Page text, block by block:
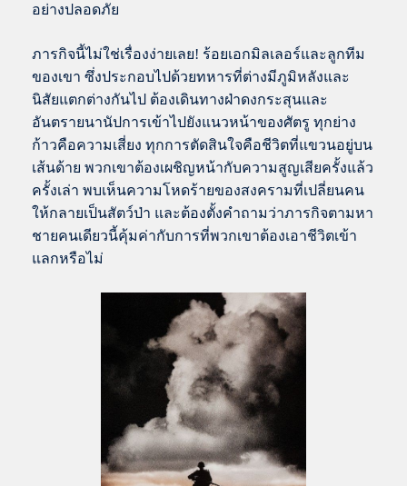
อย่างปลอดภัย
ภารกิจนี้ไม่ใช่เรื่องง่ายเลย! ร้อยเอกมิลเลอร์และลูกทีม
ของเขา ซึ่งประกอบไปด้วยทหารที่ต่างมีภูมิหลังและ
นิสัยแตกต่างกันไป ต้องเดินทางฝ่าดงกระสุนและ
อันตรายนานัปการเข้าไปยังแนวหน้าของศัตรู ทุกย่าง
ก้าวคือความเสี่ยง ทุกการตัดสินใจคือชีวิตที่แขวนอยู่บน
เส้นด้าย พวกเขาต้องเผชิญหน้ากับความสูญเสียครั้งแล้ว
ครั้งเล่า พบเห็นความโหดร้ายของสงครามที่เปลี่ยนคน
ให้กลายเป็นสัตว์ป่า และต้องตั้งคำถามว่าภารกิจตามหา
ชายคนเดียวนี้คุ้มค่ากับการที่พวกเขาต้องเอาชีวิตเข้า
แลกหรือไม่